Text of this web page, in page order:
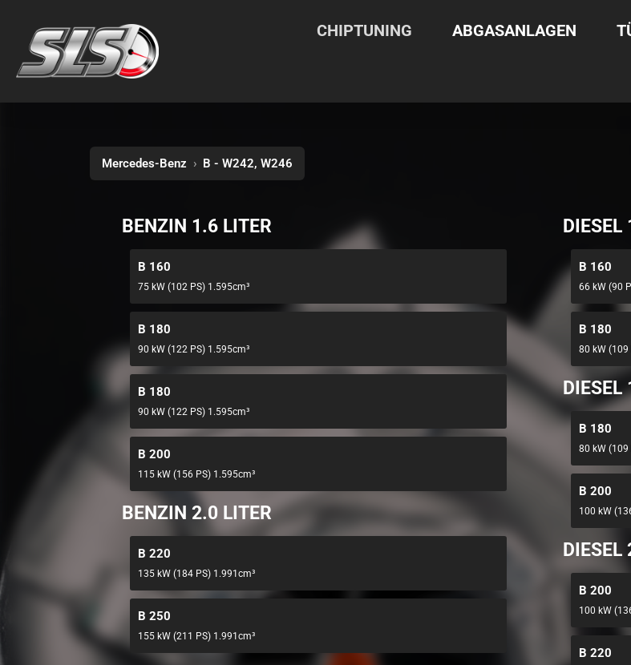
CHIPTUNING ABGASANLAGEN
Mercedes-Benz › B - W242, W246
BENZIN 1.6 LITER
B 160
75 kW (102 PS) 1.595cm³
B 180
90 kW (122 PS) 1.595cm³
B 180
90 kW (122 PS) 1.595cm³
B 200
115 kW (156 PS) 1.595cm³
BENZIN 2.0 LITER
B 220
135 kW (184 PS) 1.991cm³
B 250
155 kW (211 PS) 1.991cm³
DIESEL
B 160
66 kW (90
B 180
80 kW (109
DIESEL
B 180
80 kW (109
B 200
100 kW
B 200
100 kW
B 220